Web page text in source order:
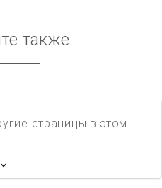
также
страницы в этом